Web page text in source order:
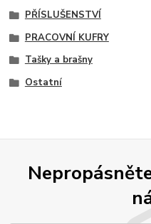
PŘÍSLUŠENSTVÍ
PRACOVNÍ KUFRY
Tašky a brašny
Ostatní